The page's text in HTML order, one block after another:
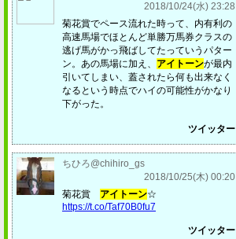
2018/10/24(水) 23:28
菊花賞でペース流れた時って、内有利の
高速馬場でほとんど単勝万馬券クラスの
逃げ馬がかっ飛ばしてたっていうパター
ン。あの馬場に加え、 アイトーンが最内
引いてしまい、蓋されたら何も出来なく
なるという時点でハイの可能性がかなり
下がった。
ツイッター
ちひろ@chihiro_gs
2018/10/25(木) 00:20
菊花賞 アイトーン☆
https://t.co/Taf70B0fu7
ツイッター